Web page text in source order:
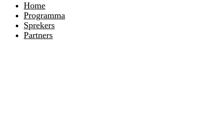
Home
Programma
Sprekers
Partners